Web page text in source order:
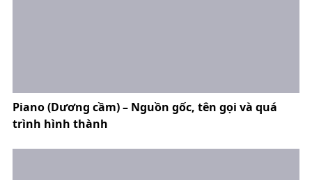
Piano (Dương cầm) – Nguồn gốc, tên gọi và quá
trình hình thành